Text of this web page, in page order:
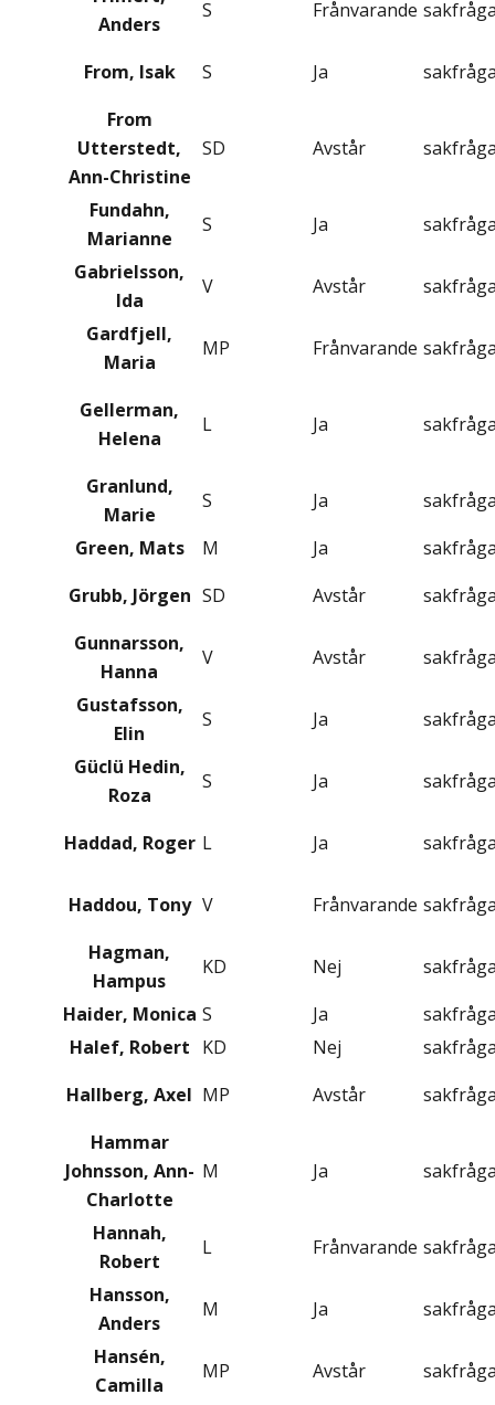
Anders
S Frånvarande
From, Isak S Ja
From
Utterstedt,
Ann-Christine
SD Avstår
Fundahn,
Marianne
S Ja
Gabrielsson,
Ida
V Avstår
Gardfjell,
Maria
MP Frånvarande
Gellerman,
Helena
L Ja
Granlund,
Marie
S Ja
Green, Mats
M Ja
Grubb, Jörgen SD Avstår
Gunnarsson,
Hanna
V Avstår
Gustafsson,
Elin
S Ja
Güclü Hedin,
Roza
S Ja
Haddad, Roger L Ja
Haddou, Tony V Frånvarande
Hagman,
Hampus
KD Nej
Haider, Monica S Ja
Halef, Robert KD Nej
Hallberg, Axel MP Avstår
Hammar
Johnsson, Ann-
Charlotte
M Ja
Hannah,
Robert
L Frånvarande
Hansson,
Anders
M Ja
Hansén,
Camilla
MP Avstår